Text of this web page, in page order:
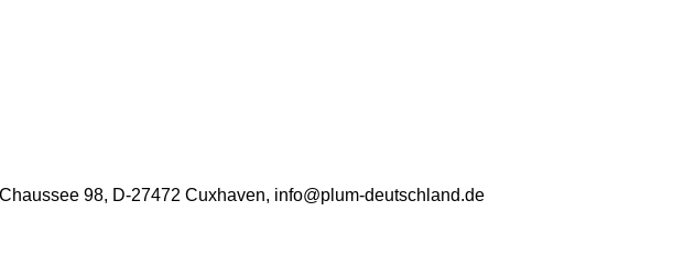
98, D-27472 Cuxhaven, info@plum-deutschland.de